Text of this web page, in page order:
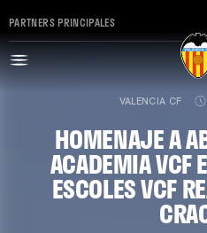
PARTNERS PRINCIPALES
VALENCIA CF
HOMENAJE A
ACADEMIA VCF
ESCOLES VCF